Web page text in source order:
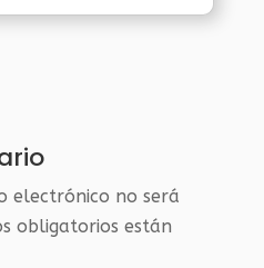
electrónico no será
obligatorios están